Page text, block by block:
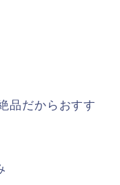
品だからおすす